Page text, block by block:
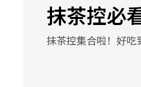
抹茶控必
抹茶控集合啦！好吃